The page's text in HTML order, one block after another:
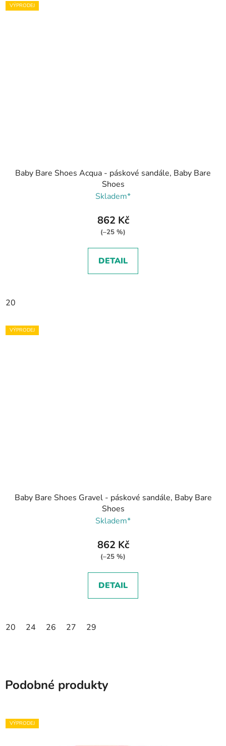
VÝPRODEJ
Baby Bare Shoes Acqua - páskové sandále, Baby Bare
Shoes
Skladem*
862 Kč
(–25 %)
DETAIL
20
VÝPRODEJ
Baby Bare Shoes Gravel - páskové sandále, Baby Bare
Shoes
Skladem*
862 Kč
(–25 %)
DETAIL
20 24 26 27 29
Podobné produkty
VÝPRODEJ